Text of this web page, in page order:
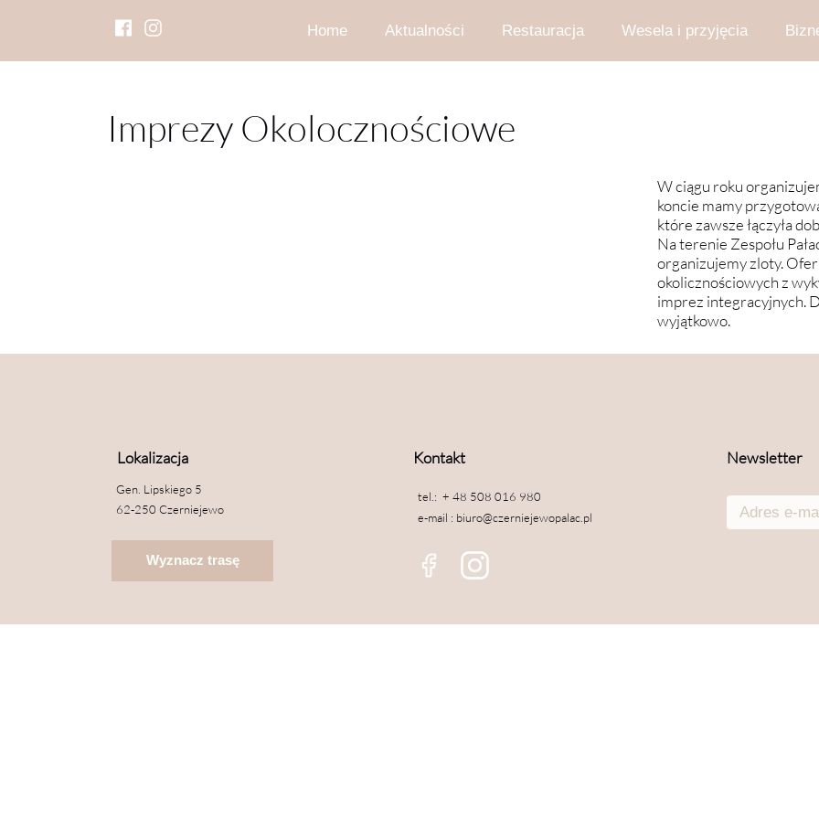
W ciągu roku
koncie mamy
które zawsze łączyła
Na terenie Zespołu
organizujemy zloty.
okolicznościowych z
imprez integracyjnych.
wyjątkowo.
Imprezy Okolocznościowe
Home Aktualności
Zwiedzanie pałacu
Restauracja Wesela i przyjęcia
Gen. Lipskiego 5
62-250 Czerniejewo
Wyznacz trasę
tel.: + 48 508 016 980
e-mail : biuro@czerniejewopalac.pl
Newsletter
Kontakt
Lokalizacja